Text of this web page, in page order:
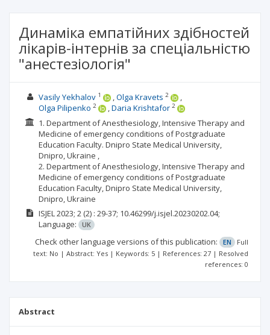
Динаміка емпатійних здібностей
лікарів-інтернів за спеціальністю
"анестезіологія"
Vasily Yekhalov1 Olga Kravets 2
Olga Pilipenko 2 Daria Krishtafor2
1. Department of Anesthesiology, Intensive Therapy and
Medicine of emergency conditions of Postgraduate
Education Faculty. Dnipro State Medical University,
Dnipro, Ukraine ,
2. Department of Anesthesiology, Intensive Therapy and
Medicine of emergency conditions of Postgraduate
Education Faculty, Dnipro State Medical University,
Dnipro, Ukraine
ISJEL2023; 2(2) : 29-37; 10.46299/j.isjel.20230202.04;
Language:
UK
Check other language versions of this publication: EN
Full
text: No | Abstract: Yes | Keywords: 5 | References: 27 | Resolved
references: 0
Abstract